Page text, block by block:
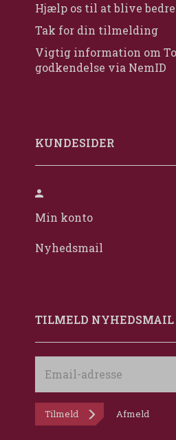
Hjælp os til at blive bedre
Tak for din tilmelding
Vigtig information om
godkendelse via NemID
KUNDESIDER
Min konto
Nyhedsmail
TILMELD NYHEDSMAIL
adresse
Tilmeld Afmeld